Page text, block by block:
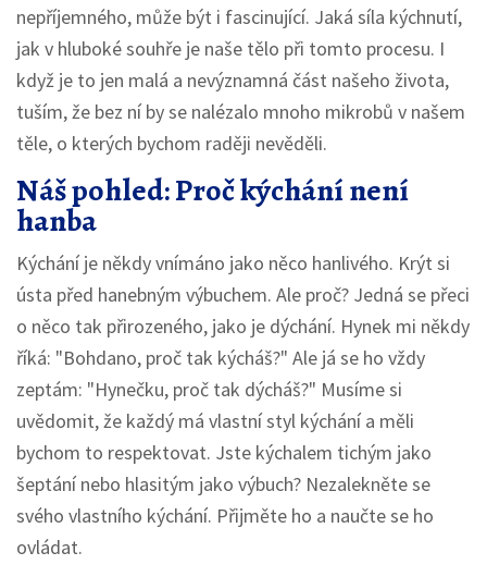
nepříjemného, může být i fascinující. Jaká síla kýchnutí,
jak v hluboké souhře je naše tělo při tomto procesu. I
když je to jen malá a nevýznamná část našeho života,
tuším, že bez ní by se nalézalo mnoho mikrobů v našem
těle, o kterých bychom raději nevěděli.
Náš pohled: Proč kýchání není
hanba
Kýchání je někdy vnímáno jako něco hanlivého. Krýt si
ústa před hanebným výbuchem. Ale proč? Jedná se přeci
o něco tak přirozeného, jako je dýchání. Hynek mi někdy
říká: "Bohdano, proč tak kýcháš?" Ale já se ho vždy
zeptám: "Hynečku, proč tak dýcháš?" Musíme si
uvědomit, že každý má vlastní styl kýchání a měli
bychom to respektovat. Jste kýchalem tichým jako
šeptání nebo hlasitým jako výbuch? Nezalekněte se
svého vlastního kýchání. Přijměte ho a naučte se ho
ovládat.